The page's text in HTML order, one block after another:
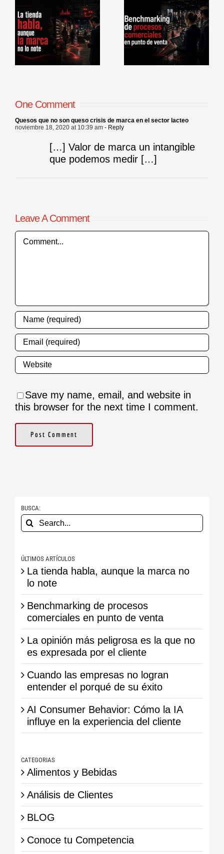
Benchmarking
de procesos
comerciales en
punto de venta
La opinión
más peligrosa
es la que no es
expresada por
el cliente
One Comment
Quesos que no son queso crisis de marca en el sector lacteo
noviembre 18, 2020 at 10:39 am - Reply
[…] Valor de marca un intangible
que podemos medir […]
Leave A Comment
Comment
Save my name, email, and website in
this browser for the next time I comment.
BUSCA:
Search
for:
ÚLTIMOS ARTÍCULOS
La tienda habla, aunque la marca no
lo note
Benchmarking de procesos
comerciales en punto de venta
La opinión más peligrosa es la que no
es expresada por el cliente
Cuando las empresas no logran
entender el porqué de su éxito
AI Consumer Behavior: Cómo la IA
influye en la experiencia del cliente
CATEGORIAS
Alimentos y Bebidas
Análisis de Clientes
BLOG
Conoce tu Competencia